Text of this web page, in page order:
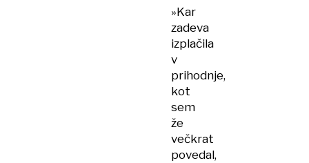
»Kar
zadeva
izplačila
v
prihodnje,
kot
sem
že
večkrat
povedal,